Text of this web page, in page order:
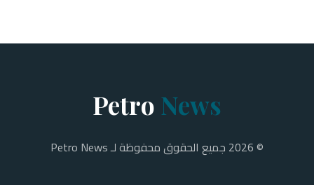
Petro News
© 2026 جميع الحقوق محفوظة لـ Petro News